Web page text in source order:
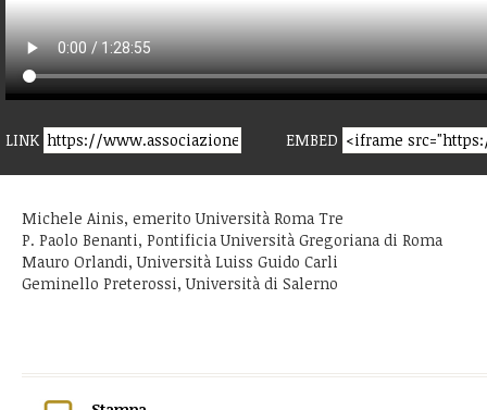
LINK EMBED
Michele Ainis, emerito Università Roma Tre
P. Paolo Benanti, Pontificia Università Gregoriana di Roma
Mauro Orlandi, Università Luiss Guido Carli
Geminello Preterossi, Università di Salerno